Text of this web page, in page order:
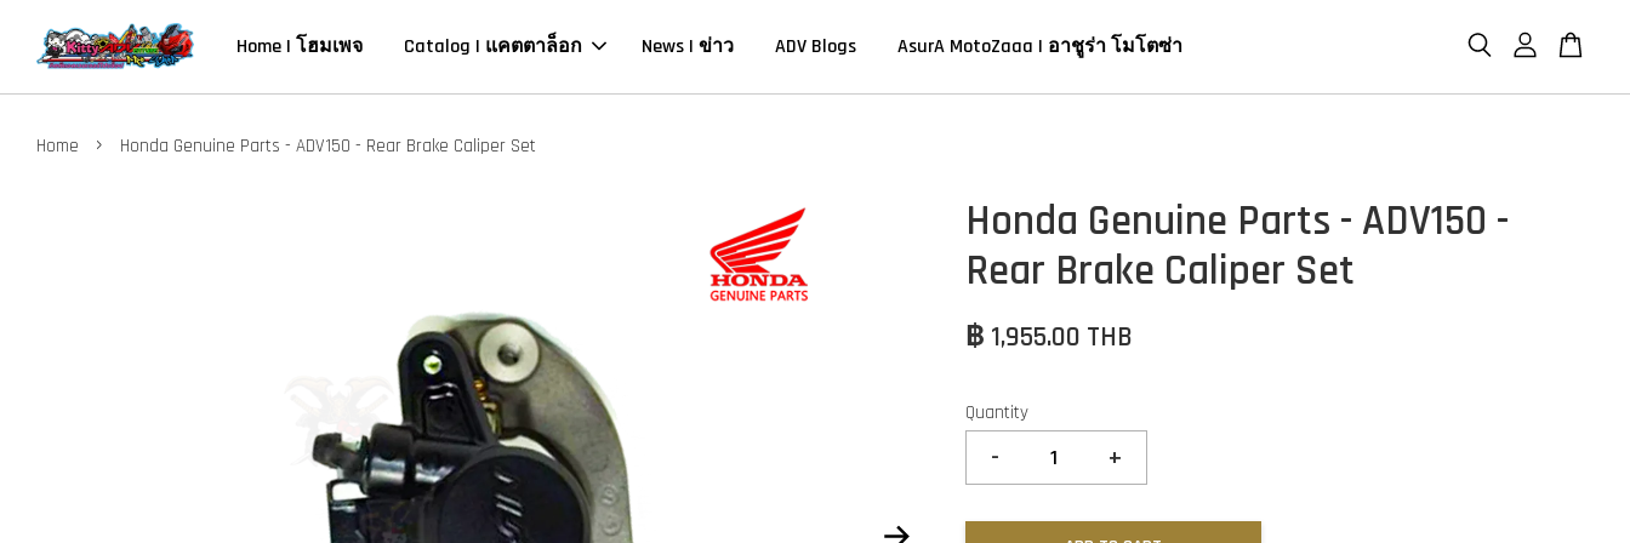
Home | โฮมเพจ Catalog | แคตตาล็อก News | ข่าว ADV Blogs AsurA MotoZaaa | อาชูร่า โมโตซ่า
Home › Honda Genuine Parts - ADV150 - Rear Brake Caliper Set
Honda Genuine Parts - ADV150 -
Rear Brake Caliper Set
฿ 1,955.00 THB
Quantity
- +